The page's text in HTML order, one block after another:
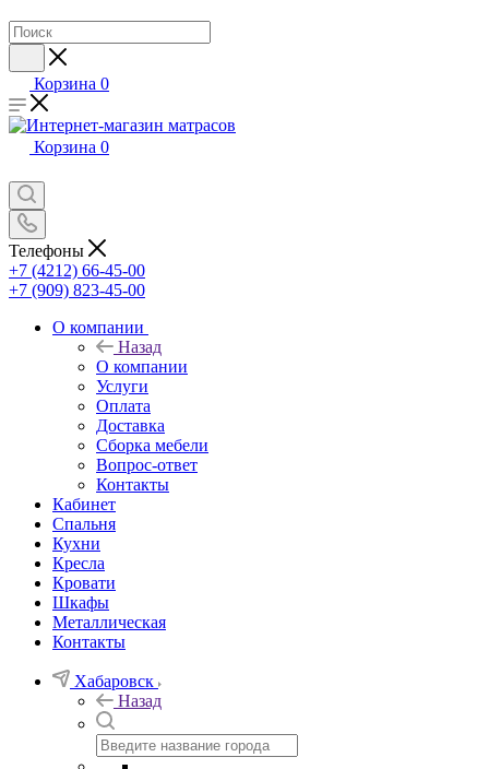
Корзина 0
Корзина 0
Телефоны
+7 (4212) 66-45-00
+7 (909) 823-45-00
О компании
Назад
О компании
Услуги
Оплата
Доставка
Сборка мебели
Вопрос-ответ
Контакты
Кабинет
Спальня
Кухни
Кресла
Кровати
Шкафы
Металлическая
Контакты
Хабаровск
Назад